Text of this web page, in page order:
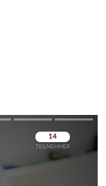
Überspringen